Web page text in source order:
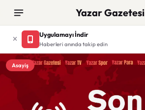
Yazar Gazetesi
Uygulamayı İndir
Haberleri anında takip edin
Asayiş